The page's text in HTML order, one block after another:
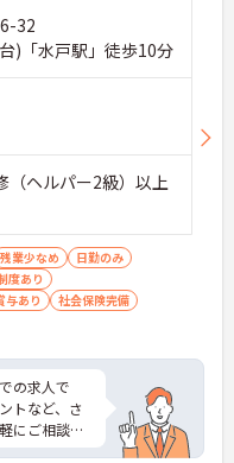
32
)「水戸駅」徒歩10分
ヘルパー2級）以上
残業少なめ
日勤のみ
度あり
与あり
社会保険完備
の求人で
トなど、さ
にご相談く